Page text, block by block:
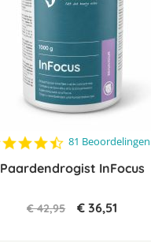
4.4
rating
81 Beoordelingen
Paardendrogist InFocus
€ 42,95 € 36,51